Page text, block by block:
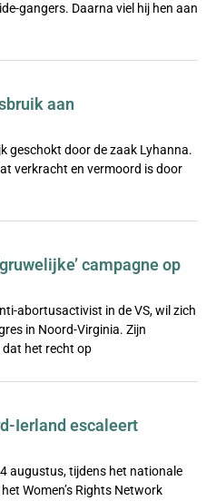
gangers. Daarna viel hij hen aan
aan
geschokt door de zaak Lyhanna.
verkracht en vermoord is door
campagne op
abortusactivist in de VS, wil zich
in Noord-Virginia. Zijn
dat het recht op
Ierland escaleert
augustus, tijdens het nationale
Women’s Rights Network